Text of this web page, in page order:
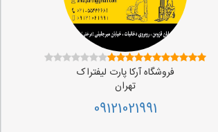
فروشگاه آرکا پارت لیفتراک
تهران
09121021991